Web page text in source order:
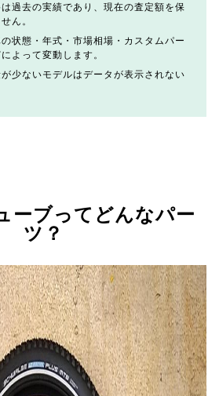
過去の実績であり、現在の査定額を保
ん。
状態・年式・市場相場・カスタムパー
よって変動します。
少ないモデルはデータが表示されない
ーブってどんなパー
ツ？